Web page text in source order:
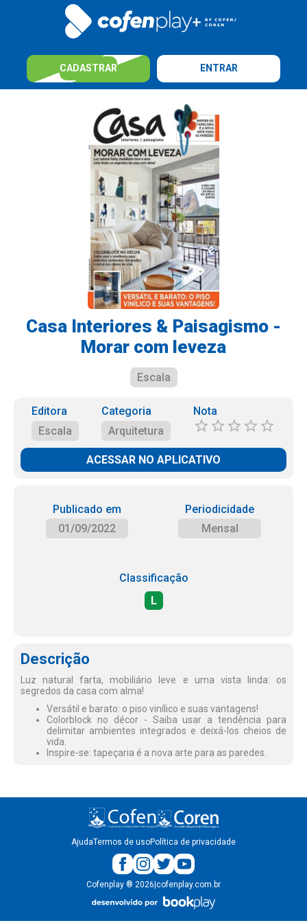
CADASTRAR ENTRAR
Casa Interiores & Paisagismo -
Morar com leveza
Escala
Editora
Escala
Categoria
Arquitetura
Nota
ACESSAR NO APLICATIVO
Publicado em
01/09/2022
Periodicidade
Mensal
Classificação
L
Descrição
Luz natural farta, mobiliário leve e uma vista linda: os
segredos da casa com alma!
Versátil e barato: o piso vinílico e suas vantagens!
Colorblock no décor - Saiba usar a tendência para
delimitar ambientes integrados e deixá-los cheios de
vida.
Inspire-se: tapeçaria é a nova arte para as paredes.
AjudaTermos de usoPolítica de privacidade
Cofenplay ® 2026 cofenplay.com.br